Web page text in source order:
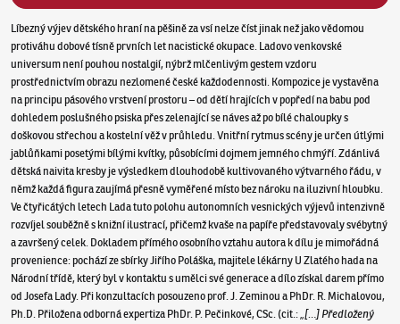
Líbezný výjev dětského hraní na pěšině za vsí nelze číst jinak než jako vědomou
protiváhu dobové tísně prvních let nacistické okupace. Ladovo venkovské
universum není pouhou nostalgií, nýbrž mlčenlivým gestem vzdoru
prostřednictvím obrazu nezlomené české každodennosti. Kompozice je vystavěna
na principu pásového vrstvení prostoru – od dětí hrajících v popředí na babu pod
dohledem poslušného psiska přes zelenající se náves až po bílé chaloupky s
doškovou střechou a kostelní věž v průhledu. Vnitřní rytmus scény je určen útlými
jablůňkami posetými bílými kvítky, působícími dojmem jemného chmýří. Zdánlivá
dětská naivita kresby je výsledkem dlouhodobě kultivovaného výtvarného řádu, v
němž každá figura zaujímá přesně vyměřené místo bez nároku na iluzivní hloubku.
Ve čtyřicátých letech Lada tuto polohu autonomních vesnických výjevů intenzivně
rozvíjel souběžně s knižní ilustrací, přičemž kvaše na papíře představovaly svébytný
a završený celek. Dokladem přímého osobního vztahu autora k dílu je mimořádná
provenience: pochází ze sbírky Jiřího Poláška, majitele lékárny U Zlatého hada na
Národní třídě, který byl v kontaktu s umělci své generace a dílo získal darem přímo
od Josefa Lady. Při konzultacích posouzeno prof. J. Zeminou a PhDr. R. Michalovou,
Ph.D. Přiložena odborná expertiza PhDr. P. Pečinkové, CSc. (cit.:„[…] Předložený